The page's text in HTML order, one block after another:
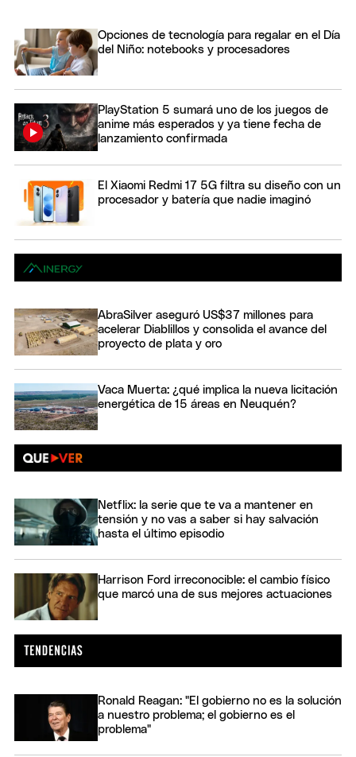
Opciones de tecnología para regalar en el Día
del Niño: notebooks y procesadores
PlayStation 5 sumará uno de los juegos de
anime más esperados y ya tiene fecha de
lanzamiento confirmada
El Xiaomi Redmi 17 5G filtra su diseño con un
procesador y batería que nadie imaginó
AbraSilver aseguró US$37 millones para
acelerar Diablillos y consolida el avance del
proyecto de plata y oro
Vaca Muerta: ¿qué implica la nueva licitación
energética de 15 áreas en Neuquén?
Netflix: la serie que te va a mantener en
tensión y no vas a saber si hay salvación
hasta el último episodio
Harrison Ford irreconocible: el cambio físico
que marcó una de sus mejores actuaciones
Ronald Reagan: "El gobierno no es la solución
a nuestro problema; el gobierno es el
problema"